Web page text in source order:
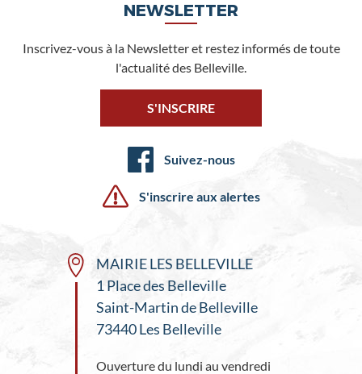
NEWSLETTER
Inscrivez-vous à la Newsletter et restez informés de toute
l'actualité des Belleville.
S'INSCRIRE
Suivez-nous
S'inscrire aux alertes
MAIRIE LES BELLEVILLE
1 Place des Belleville
Saint-Martin de Belleville
73440 Les Belleville
Ouverture du lundi au vendredi